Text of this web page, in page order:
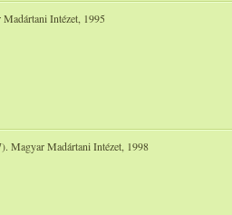
Intézet, 1995
Magyar Madártani Intézet, 1998